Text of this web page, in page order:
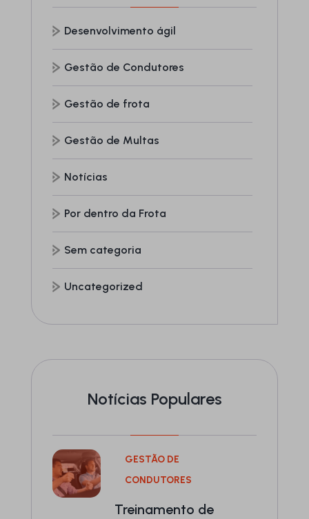
Desenvolvimento ágil
Gestão de Condutores
Gestão de frota
Gestão de Multas
Notícias
Por dentro da Frota
Sem categoria
Uncategorized
Notícias Populares
GESTÃO DE
CONDUTORES
Treinamento de